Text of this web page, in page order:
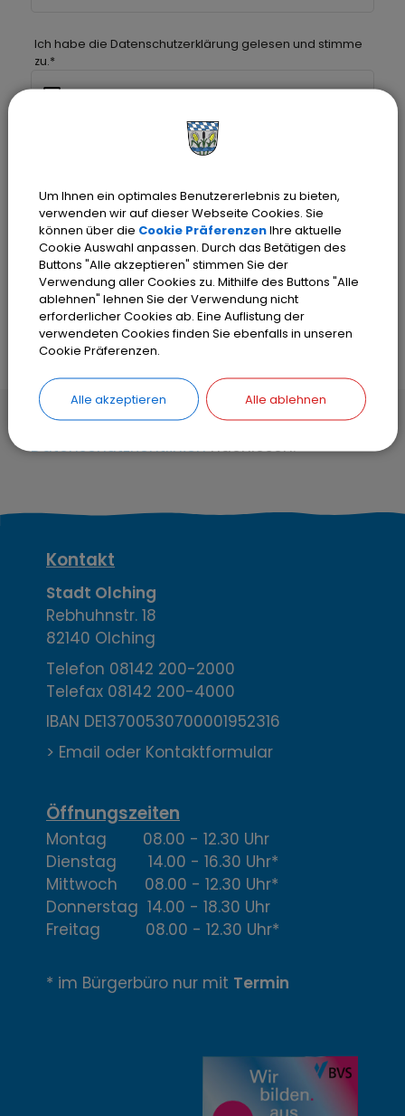
Ich habe die Datenschutzerklärung gelesen und stimme
zu.*
Eine Kopie Ihrer Schadensmeldung wird
Ihnen an Ihre oben hinterlegte
Emailadresse gesendet.
ABSENDEN
Hier können Sie unsere
Datenschutzrichtliniennachlesen.
K
o
n
t
a
k
,
Ö
f
f
n
u
Kontakt
Stadt Olching
Rebhuhnstr. 18
82140 Olching
Telefon 08142 200-2000
Telefax 08142 200-4000
IBAN DE13700530700001952316
> Email oder Kontaktformular
Öffnungszeiten
Montag 08.00 - 12.30 Uhr
Dienstag 14.00 - 16.30 Uhr*
Mittwoch 08.00 - 12.30 Uhr*
Donnerstag 14.00 - 18.30 Uhr
Freitag 08.00 - 12.30 Uhr*
* im Bürgerbüro nur mit Termin
Um Ihnen ein optimales Benutzererlebnis zu bieten,
verwenden wir auf dieser Webseite Cookies. Sie
können über die Cookie PräferenzenIhre aktuelle
Cookie Auswahl anpassen. Durch das Betätigen des
Buttons "Alle akzeptieren" stimmen Sie der
Verwendung aller Cookies zu. Mithilfe des Buttons "Alle
ablehnen" lehnen Sie der Verwendung nicht
erforderlicher Cookies ab. Eine Auflistung der
verwendeten Cookies finden Sie ebenfalls in unseren
Cookie Präferenzen.
Alle akzeptieren Alle ablehnen